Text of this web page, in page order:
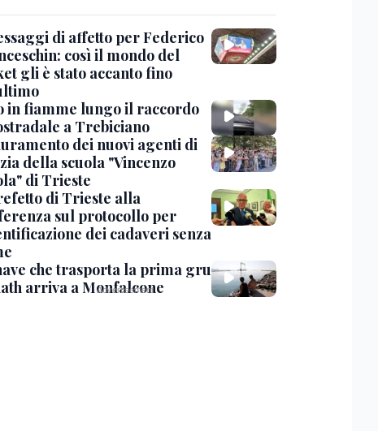
di affetto per Federico
così il mondo del
gli è stato accanto fino
in fiamme lungo il raccordo
a Trebiciano
dei nuovi agenti di
della scuola "Vincenzo
di Trieste
di Trieste alla
sul protocollo per
dei cadaveri senza
che trasporta la prima gru
arriva a Monfalcone